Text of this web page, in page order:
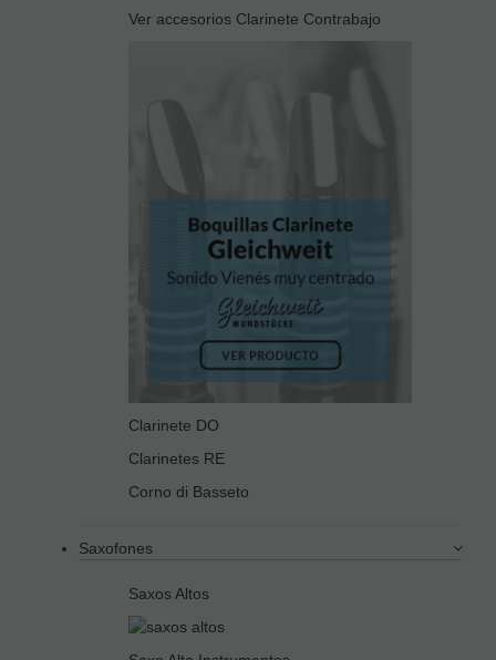
Ver accesorios Clarinete Contrabajo
Clarinete DO
Clarinetes RE
Corno di Basseto
Saxofones
Saxos Altos